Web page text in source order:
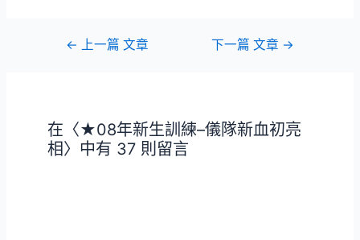
← 上一篇 文章 下一篇 文章 →
在〈★08年新生訓練–儀隊新血初亮
相〉中有 37 則留言